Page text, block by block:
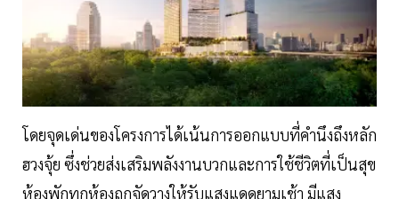
โดยจุดเด่นของโครงการได้เน้นการออกแบบที่คำนึงถึงหลัก
ฮวงจุ้ย ซึ่งช่วยส่งเสริมพลังงานบวกและการใช้ชีวิตที่เป็นสุข
ห้องพักทุกห้องถูกจัดวางให้รับแสงแดดยามเช้า มีแสง